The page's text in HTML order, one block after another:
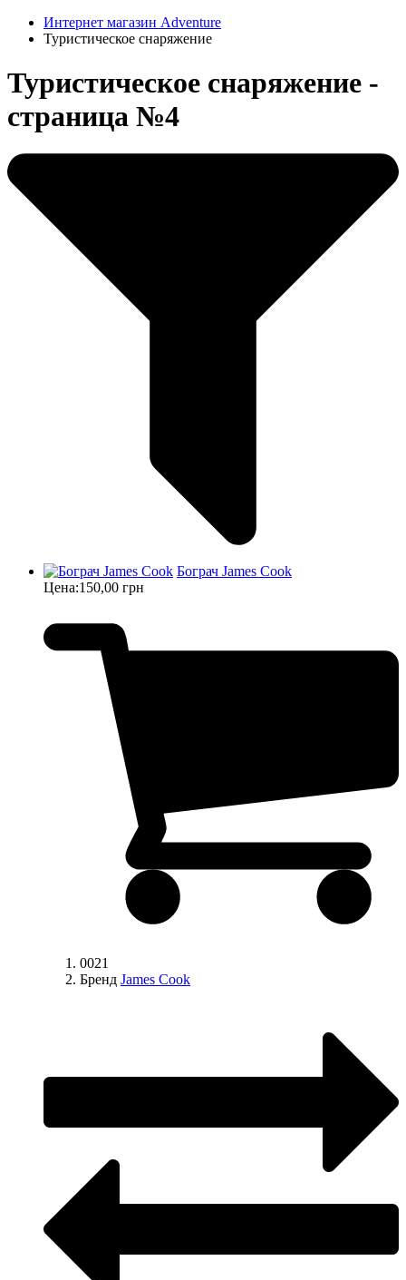
Интернет магазин Adventure
Туристическое снаряжение
Туристическое снаряжение -
страница №4
Бограч James Cook
Цена:150,00 грн
0021
Бренд James Cook